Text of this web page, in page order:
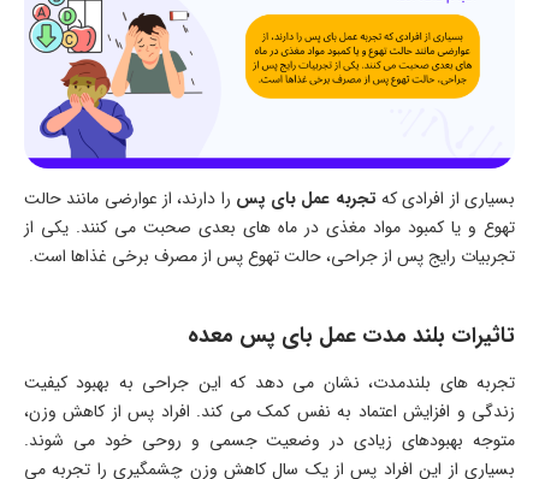
بسیاری از افرادی که تجربه عمل بای پس را دارند، از عوارضی مانند حالت
تهوع و یا کمبود مواد مغذی در ماه های بعدی صحبت می کنند. یکی از
تجربیات رایج پس از جراحی، حالت تهوع پس از مصرف برخی غذاها است.
تاثیرات بلند مدت عمل بای پس معده
تجربه های بلندمدت، نشان می دهد که این جراحی به بهبود کیفیت
زندگی و افزایش اعتماد به نفس کمک می کند. افراد پس از کاهش وزن،
متوجه بهبودهای زیادی در وضعیت جسمی و روحی خود می شوند.
بسیاری از این افراد پس از یک سال کاهش وزن چشمگیری را تجربه می